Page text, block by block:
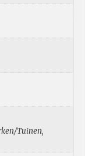
Tuinen,